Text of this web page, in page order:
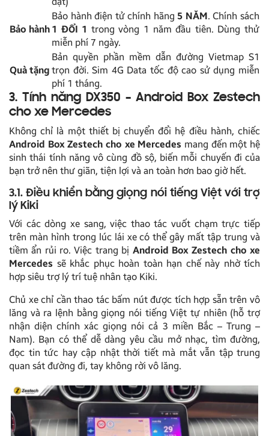
Bảo hành
Bảo hành điện tử chính hãng5 NĂM. Chính sách
1 ĐỔI 1 trong vòng 1 năm đầu tiên. Dùng thử
miễn phí 7 ngày.
Quà tặng
Bản quyền phần mềm dẫn đường Vietmap S1
trọn đời. Sim 4G Data tốc độ cao sử dụng miễn
phí 1 tháng.
3. Tính năng DX350 – Android Box Zestech
cho xe Mercedes
Không chỉ là một thiết bị chuyển đổi hệ điều hành, chiếc
Android Box Zestech cho xe Mercedes mang đến một hệ
sinh thái tính năng vô cùng đồ sộ, biến mỗi chuyến đi của
bạn trở nên thư giãn, tiện lợi và an toàn hơn bao giờ hết.
3.1. Điều khiển bằng giọng nói tiếng Việt với trợ
lý Kiki
Với các dòng xe sang, việc thao tác vuốt chạm trực tiếp
trên màn hình trong lúc lái xe có thể gây mất tập trung và
tiềm ẩn rủi ro. Việc trang bị Android Box Zestech cho xe
Mercedes sẽ khắc phục hoàn toàn hạn chế này nhờ tích
hợp siêu trợ lý trí tuệ nhân tạo Kiki.
Chủ xe chỉ cần thao tác bấm nút được tích hợp sẵn trên vô
lăng và ra lệnh bằng giọng nói tiếng Việt tự nhiên (hỗ trợ
nhận diện chính xác giọng nói cả 3 miền Bắc – Trung –
Nam). Bạn có thể dễ dàng yêu cầu mở nhạc, tìm đường,
đọc tin tức hay cập nhật thời tiết mà mắt vẫn tập trung
quan sát đường đi, tay không rời vô lăng.